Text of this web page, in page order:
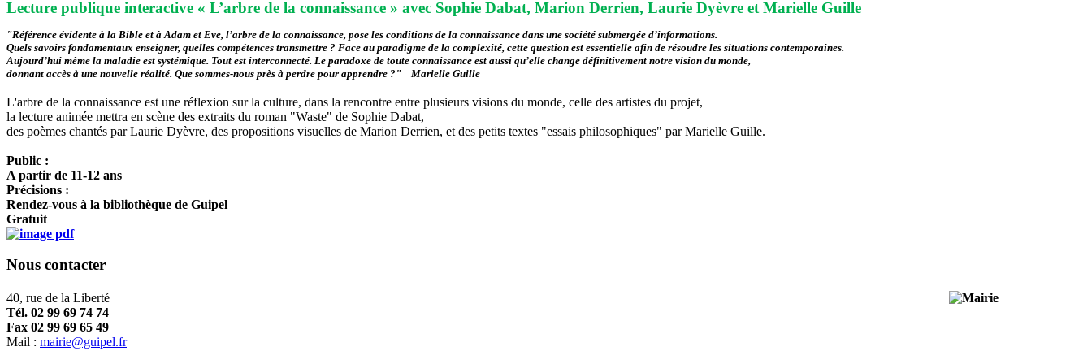
Lecture publique interactive « L’arbre de la connaissance » avec Sophie Dabat, Marion Derrien, Laurie Dyèvre et Marielle Guille
"Référence évidente à la Bible et à Adam et Eve, l’arbre de la connaissance, pose les conditions de la connaissance dans une société submergée d’informations.
Quels savoirs fondamentaux enseigner, quelles compétences transmettre ? Face au paradigme de la complexité, cette question est essentielle afin de résoudre les situations contemporaines.
Aujourd’hui même la maladie est systémique. Tout est interconnecté. Le paradoxe de toute connaissance est aussi qu’elle change définitivement notre vision du monde,
donnant accès à une nouvelle réalité. Que sommes-nous près à perdre pour apprendre ?" Marielle Guille
L'arbre de la connaissance est une réflexion sur la culture, dans la rencontre entre plusieurs visions du monde, celle des artistes du projet,
la lecture animée mettra en scène des extraits du roman "Waste" de Sophie Dabat,
des poèmes chantés par Laurie Dyèvre, des propositions visuelles de Marion Derrien, et des petits textes "essais philosophiques" par Marielle Guille.
Public :
A partir de 11-12 ans
Précisions :
Rendez-vous à la bibliothèque de Guipel
Gratuit
Nous contacter
40, rue de la Liberté
Tél. 02 99 69 74 74
Fax 02 99 69 65 49
Mail : mairie@guipel.fr